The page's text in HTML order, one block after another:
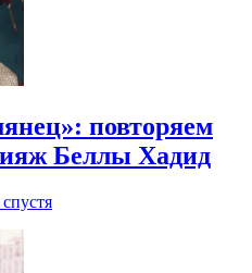
повторяем
Беллы Хадид